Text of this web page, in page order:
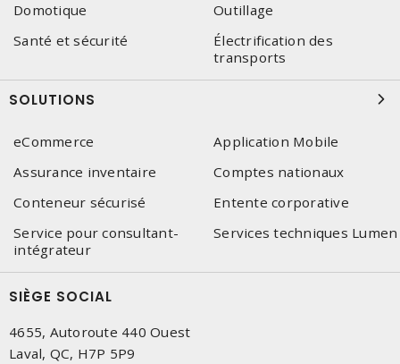
Domotique
Outillage
Santé et sécurité
Électrification des
transports
SOLUTIONS
eCommerce
Application Mobile
Assurance inventaire
Comptes nationaux
Conteneur sécurisé
Entente corporative
Service pour consultant-
intégrateur
Services techniques Lumen
SIÈGE SOCIAL
4655, Autoroute 440 Ouest
Laval, QC, H7P 5P9